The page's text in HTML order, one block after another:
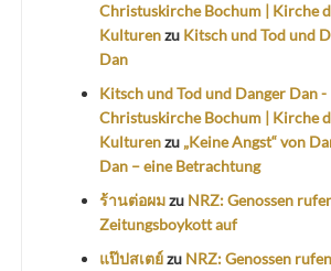
Christuskirche Bochum | Kirche
Kulturenzu Kitsch und Tod und
Dan
Kitsch und Tod und Danger Dan -
Christuskirche Bochum | Kirche
Kulturenzu „Keine Angst“ von
Dan – eine Betrachtung
ร้านต่อผมzu NRZ: Genossen
Zeitungsboykott auf
แป๊ปสเตย์zu NRZ: Genossen